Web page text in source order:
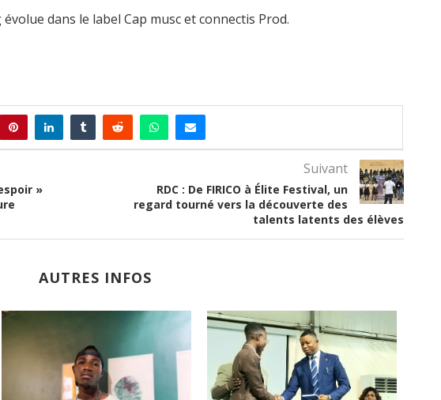
dans le label Cap musc et connectis Prod.
»
Suivant
RDC : De FIRICO à Élite Festival, un
regard tourné vers la découverte des
talents latents des élèves
AUTRES INFOS